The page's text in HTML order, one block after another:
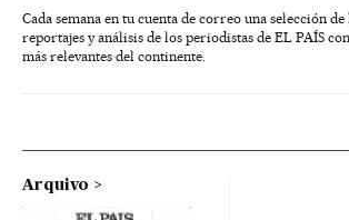
Cada semana en tu cuenta de correo una selección
reportajes y análisis de los periodistas de EL PAÍS
más relevantes del continente.
Arquivo